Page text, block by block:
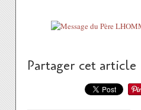
Partager cet article